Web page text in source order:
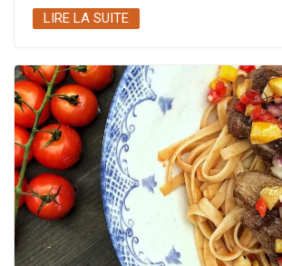
LIRE LA SUITE